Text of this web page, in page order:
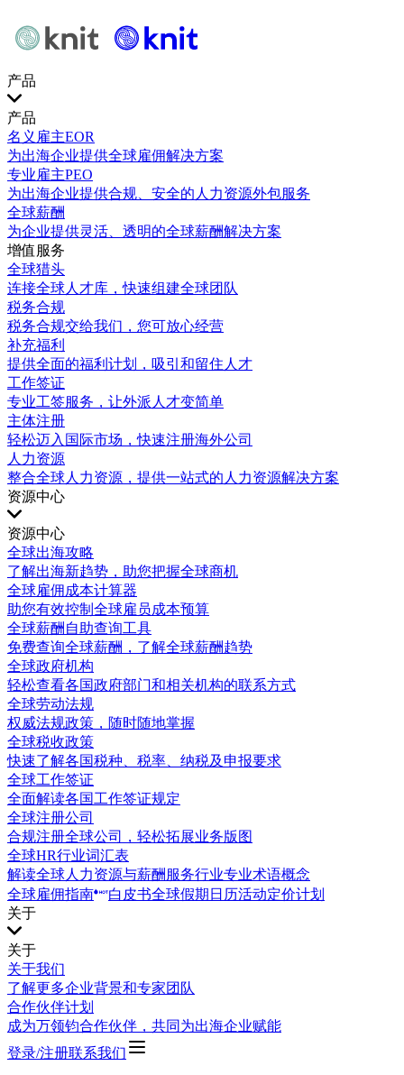
产品
产品
名义雇主EOR
为出海企业提供全球雇佣解决方案
专业雇主PEO
为出海企业提供合规、安全的人力资源外包服务
全球薪酬
为企业提供灵活、透明的全球薪酬解决方案
增值服务
全球猎头
连接全球人才库，快速组建全球团队
税务合规
税务合规交给我们，您可放心经营
补充福利
提供全面的福利计划，吸引和留住人才
工作签证
专业工签服务，让外派人才变简单
主体注册
轻松迈入国际市场，快速注册海外公司
人力资源
整合全球人力资源，提供一站式的人力资源解决方案
资源中心
资源中心
全球出海攻略
了解出海新趋势，助您把握全球商机
全球雇佣成本计算器
助您有效控制全球雇员成本预算
全球薪酬自助查询工具
免费查询全球薪酬，了解全球薪酬趋势
全球政府机构
轻松查看各国政府部门和相关机构的联系方式
全球劳动法规
权威法规政策，随时随地掌握
全球税收政策
快速了解各国税种、税率、纳税及申报要求
全球工作签证
全面解读各国工作签证规定
全球注册公司
合规注册全球公司，轻松拓展业务版图
全球HR行业词汇表
解读全球人力资源与薪酬服务行业专业术语概念
全球雇佣指南
白皮书全球假期日历活动定价计划
关于
关于
关于我们
了解更多企业背景和专家团队
合作伙伴计划
成为万领钧合作伙伴，共同为出海企业赋能
登录/注册联系我们